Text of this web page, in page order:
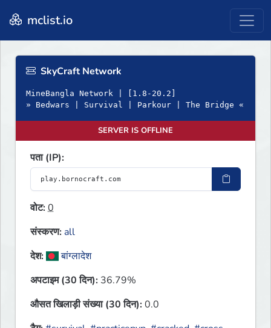
mclist.io
SkyCraft Network
MineBangla Network | [1.8-20.2]
» Bedwars | Survival | Parkour | The Bridge «
SERVER IS OFFLINE
पता (IP):
वोट:0
संस्करण: all
देश:
बांग्लादेश
अपटाइम (30 दिन): 36.79%
औसत खिलाड़ी संख्या (30 दिन):0.0